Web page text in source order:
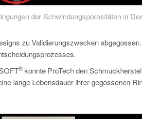
der Schwindungsporositäten in
zu Validierungszwecken
®konnte ProTech den
lange Lebensdauer ihrer gegossenen